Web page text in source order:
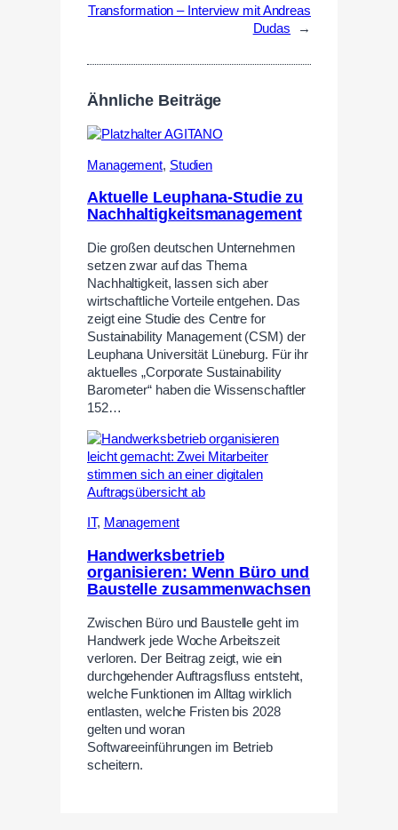
Transformation – Interview mit Andreas
Dudas
→
Ähnliche Beiträge
Management, Studien
Aktuelle Leuphana-Studie zu
Nachhaltigkeitsmanagement
Die großen deutschen Unternehmen
setzen zwar auf das Thema
Nachhaltigkeit, lassen sich aber
wirtschaftliche Vorteile entgehen. Das
zeigt eine Studie des Centre for
Sustainability Management (CSM) der
Leuphana Universität Lüneburg. Für ihr
aktuelles „Corporate Sustainability
Barometer“ haben die Wissenschaftler
152…
IT, Management
Handwerksbetrieb
organisieren: Wenn Büro und
Baustelle zusammenwachsen
Zwischen Büro und Baustelle geht im
Handwerk jede Woche Arbeitszeit
verloren. Der Beitrag zeigt, wie ein
durchgehender Auftragsfluss entsteht,
welche Funktionen im Alltag wirklich
entlasten, welche Fristen bis 2028
gelten und woran
Softwareeinführungen im Betrieb
scheitern.